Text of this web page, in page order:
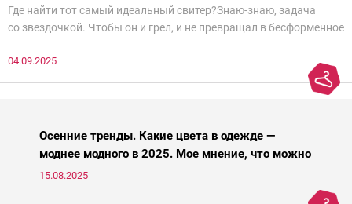
Где найти тот самый идеальный свитер?Знаю-знаю, задача
со звездочкой. Чтобы он и грел, и не превращал в бесформенное
паники.
04.09.2025
Осенние тренды. Какие цвета в одежде —
моднее модного в 2025. Мое мнение, что можно
носить, а что нет
15.08.2025